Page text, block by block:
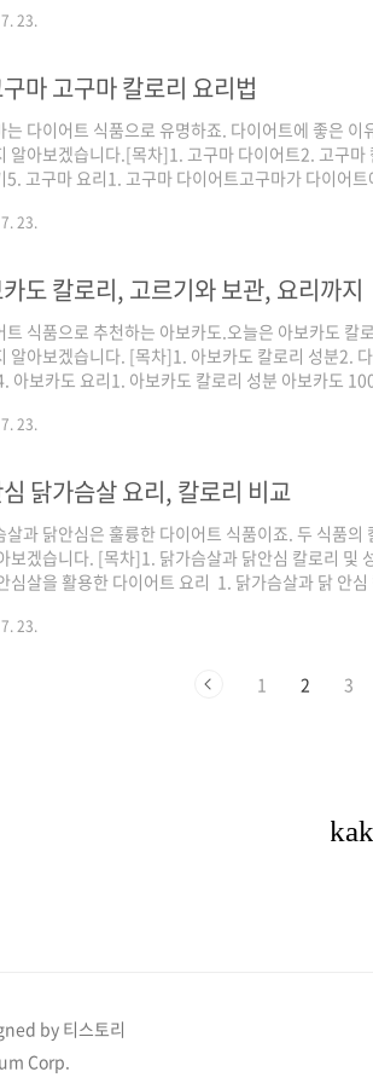
로리: 16kcal탄수화물: 3.8g단백질: 0.9g지방: 0.2g
산화 작용이 뛰어나, 체지방 분해를 촉진하고, 콜레스
23.
마 고구마 칼로리 요리법
는 다이어트 식품으로 유명하죠. 다이어트에 좋은 이
알아보겠습니다.[목차]1. 고구마 다이어트2. 고구
5. 고구마 요리1. 고구마 다이어트고구마가 다이어
감을 높여주고 장건강을 지키는 데 도움이 됩니다. 혈
.베타카로틴도 노화 방지에 도움이 되는 성분인데요,
죠. 칼륨 성분은 체내 나트륨 배출을 ..
23.
도 칼로리, 고르기와 보관, 요리까지
트 식품으로 추천하는 아보카도.오늘은 아보카도 칼
알아보겠습니다. [목차]1. 아보카도 칼로리 성분2.
아보카도 요리1. 아보카도 칼로리 성분 아보카도
에서 열리는 열매로 분류상, 채소가 아닌 과일로 분
함량도 상당히 많은 편이죠. 2. 다이어트에 좋은 이
23.
닭가슴살 요리, 칼로리 비교
살과 닭안심은 훌륭한 다이어트 식품이죠. 두 식품의
보겠습니다. [목차]1. 닭가슴살과 닭안심 칼로리 및
심살을 활용한 다이어트 요리 1. 닭가슴살과 닭 안
: 65mg참고로 백미 밥 100g의 칼로리는 145kcal 정
있으며 근육형성에게 크게 도움이 됩니다. 하지만, 솔
23.
1 2 3
by 티스토리
Corp.